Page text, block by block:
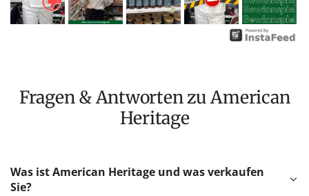
Fragen & Antworten zu American
Heritage
Was ist American Heritage und was verkaufen
Sie?